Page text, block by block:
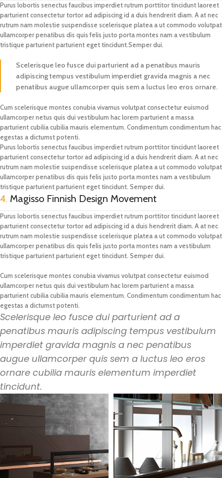
Purus lobortis senectus faucibus imperdiet rutrum porttitor tincidunt laoreet
parturient consectetur tortor ad adipiscing id a duis hendrerit diam. A at nec
rutrum nam molestie suspendisse scelerisque platea a ut commodo volutpat
ullamcorper penatibus dis quis felis justo porta montes nam a vestibulum
tristique parturient parturient eget tincidunt.Semper dui.
Scelerisque leo fusce dui parturient ad a penatibus mauris
adipiscing tempus vestibulum imperdiet gravida magnis a nec
penatibus augue ullamcorper quis sem a luctus leo eros ornare.
Cum scelerisque montes conubia vivamus volutpat consectetur euismod
ullamcorper netus quis dui vestibulum hac lorem parturient a massa
parturient cubilia cubilia mauris elementum. Condimentum condimentum hac
egestas a dictumst potenti.
Purus lobortis senectus faucibus imperdiet rutrum porttitor tincidunt laoreet
parturient consectetur tortor ad adipiscing id a duis hendrerit diam. A at nec
rutrum nam molestie suspendisse scelerisque platea a ut commodo volutpat
ullamcorper penatibus dis quis felis justo porta montes nam a vestibulum
tristique parturient parturient eget tincidunt. Semper dui.
4. Magisso Finnish Design Movement
Purus lobortis senectus faucibus imperdiet rutrum porttitor tincidunt laoreet
parturient consectetur tortor ad adipiscing id a duis hendrerit diam. A at nec
rutrum nam molestie suspendisse scelerisque platea a ut commodo volutpat
ullamcorper penatibus dis quis felis justo porta montes nam a vestibulum
tristique parturient parturient eget tincidunt. Semper dui.
Cum scelerisque montes conubia vivamus volutpat consectetur euismod
ullamcorper netus quis dui vestibulum hac lorem parturient a massa
parturient cubilia cubilia mauris elementum. Condimentum condimentum hac
egestas a dictumst potenti.
Scelerisque leo fusce dui parturient ad a
penatibus mauris adipiscing tempus vestibulum
imperdiet gravida magnis a nec penatibus
augue ullamcorper quis sem a luctus leo eros
ornare cubilia mauris elementum imperdiet
tincidunt.